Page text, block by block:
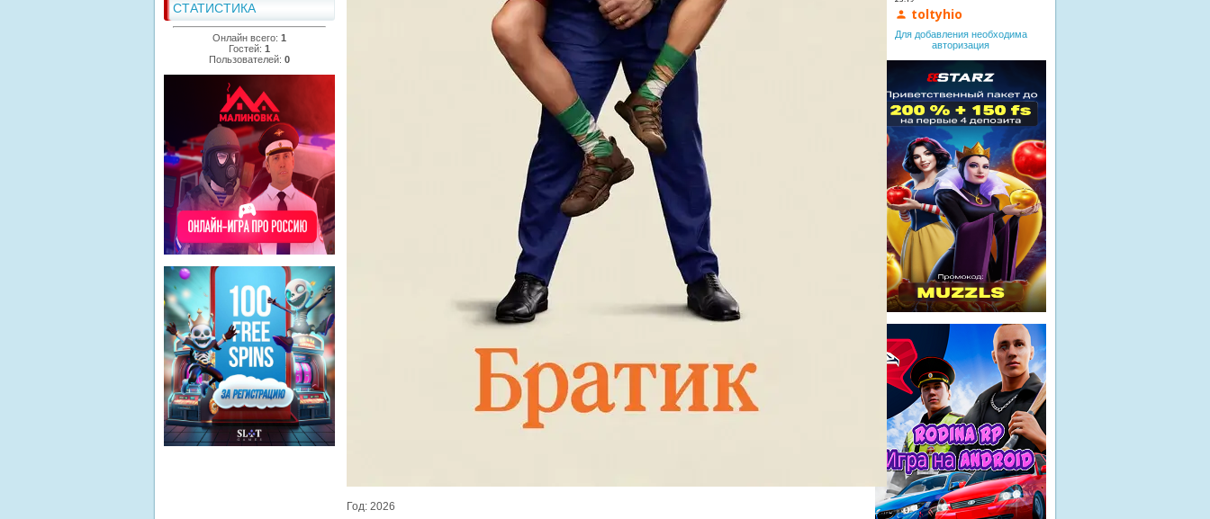
СТАТИСТИКА
Онлайн всего: 1
Гостей: 1
Пользователей: 0
Для добавления необходима
авторизация
Год: 2026